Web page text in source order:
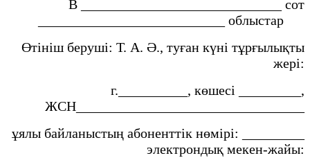
В _____________________________ сот
___________________________ облыстар
Өтініш беруші: Т. А. Ә., туған күні тұрғылықты
жері:
г.__________, көшесі _________,
ЖСН_________________________________
ұялы байланыстың абоненттік нөмірі: _________
электрондық мекен-жайы: